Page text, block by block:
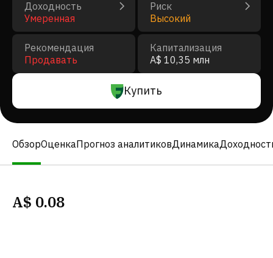
Доходность
Умеренная
Риск
Высокий
Рекомендация
Продавать
Капитализация
A$ 10,35 млн
Купить
ОбзорОценкаПрогноз аналитиковДинамика
A$ 0.08